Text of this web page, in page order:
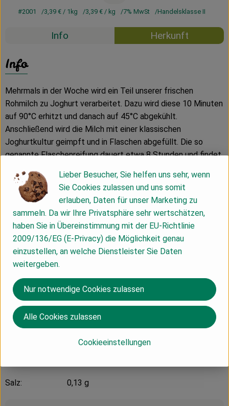
#2001 3,39 €/ 1kg 3,39 €/ kg 7% MwSt Handelsklasse II
Info Herkunft
Info
Mehrmals in der Woche wird ein Teil unserer frischen
Rohmilch zu Joghurt verarbeitet. Dazu wird diese 10 Minuten
auf 90°C erhitzt und danach auf 45°C abgekühlt.
Anschließend wird die Milch mit einer klassischen
Joghurtkultur geimpft und in Flaschen abgefüllt. Die so
genannte Flaschenreifung dauert etwa 8 Stunden und findet
Durch diese kurzen Wege und die direkte Verarbeitung
können wir Ihnen ein hochwertiges, frisches Produkt liefern,
Mahlitzscher Joghurt in der Flasche.
Ø Nährwerte pro 100ml:
Energie: 293 kJ / 70 kcal
Fett: 4,0 g
davon gesättigte
Fettsäuren: 2,9 g
Kohlenhyrate: 4,7 g
davon Zucker: 4,7 g
Salz: 0,13 g
Lieber Besucher, Sie helfen uns sehr, wenn
Sie Cookies zulassen und uns somit
erlauben, Daten für unser Marketing zu
sammeln. Da wir Ihre Privatsphäre sehr wertschätzen,
haben Sie in Übereinstimmung mit der EU-Richtlinie
2009/136/EG (E-Privacy) die Möglichkeit genau
einzustellen, an welche Dienstleister Sie Daten
weitergeben.
Cookieeinstellungen
Nur notwendige Cookies zulassen
Alle Cookies zulassen